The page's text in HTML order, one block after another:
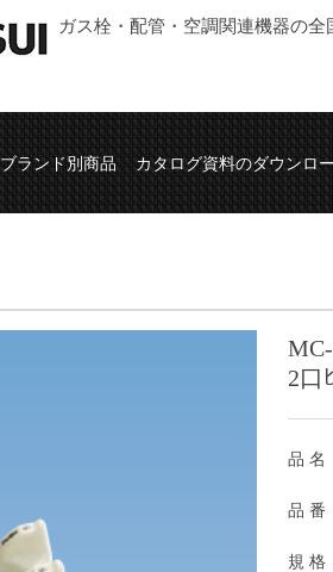
ガス栓・配管・空調関連機器の全
ブランド別商品 カタログ資料のダウンロ
2口
品 名
品 番
規 格